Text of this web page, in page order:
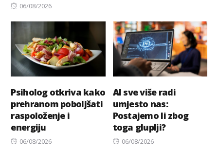
Posted
06/08/2026
Psiholog otkriva kako
prehranom poboljšati
raspoloženje i
energiju
Posted
06/08/2026
AI sve više radi
umjesto nas:
Postajemo li zbog
toga gluplji?
Posted
06/08/2026